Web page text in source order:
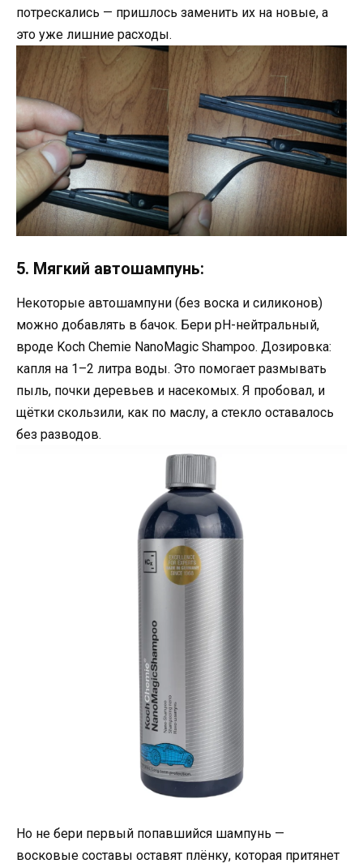
потрескались — пришлось заменить их на новые, а
это уже лишние расходы.
5. Мягкий автошампунь:
Некоторые автошампуни (без воска и силиконов)
можно добавлять в бачок. Бери pH-нейтральный,
вроде Koch Chemie NanoMagic Shampoo. Дозировка:
капля на 1–2 литра воды. Это помогает размывать
пыль, почки деревьев и насекомых. Я пробовал, и
щётки скользили, как по маслу, а стекло оставалось
без разводов.
Но не бери первый попавшийся шампунь —
восковые составы оставят плёнку, которая притянет